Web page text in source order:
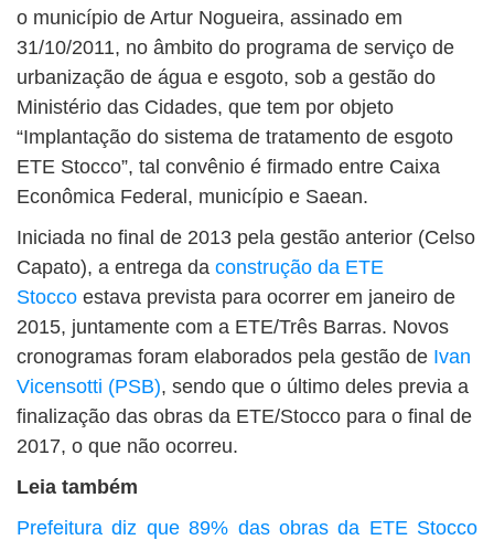
o município de Artur Nogueira, assinado em
31/10/2011, no âmbito do programa de serviço de
urbanização de água e esgoto, sob a gestão do
Ministério das Cidades, que tem por objeto
“Implantação do sistema de tratamento de esgoto
ETE Stocco”, tal convênio é firmado entre Caixa
Econômica Federal, município e Saean.
Iniciada no final de 2013 pela gestão anterior (Celso
Capato), a entrega da construção da ETE
Stocco estava prevista para ocorrer em janeiro de
2015, juntamente com a ETE/Três Barras. Novos
cronogramas foram elaborados pela gestão de Ivan
Vicensotti (PSB), sendo que o último deles previa a
finalização das obras da ETE/Stocco para o final de
2017, o que não ocorreu.
Leia também
Prefeitura diz que 89% das obras da ETE Stocco